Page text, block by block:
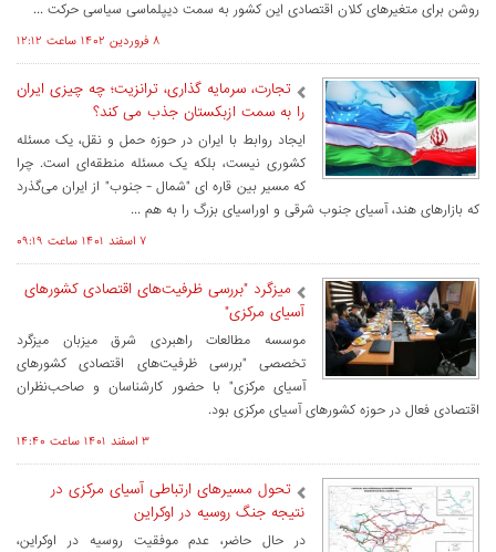
روشن برای متغیرهای کلان اقتصادی این کشور به سمت دیپلماسی سیاسی حرکت ...
۸ فروردين ۱۴۰۲ ساعت ۱۲:۱۲
تجارت، سرمایه گذاری، ترانزیت؛ چه چیزی ایران
را به سمت ازبکستان جذب می کند؟
ایجاد روابط با ایران در حوزه حمل و نقل، یک مسئله
کشوری نیست، بلکه یک مسئله منطقه‌ای است. چرا
که مسیر بین قاره ای "شمال - جنوب" از ایران می‌گذرد
که بازارهای هند، آسیای جنوب شرقی و اوراسیای بزرگ را به هم ...
۷ اسفند ۱۴۰۱ ساعت ۰۹:۱۹
میزگرد "بررسی ظرفیت‌های اقتصادی کشورهای
آسیای مرکزی"
موسسه مطالعات راهبردی شرق میزبان میزگرد
تخصصی "بررسی ظرفیت‌های اقتصادی کشورهای
آسیای مرکزی" با حضور کارشناسان و صاحب‌نظران
اقتصادی فعال در حوزه کشورهای آسیای مرکزی بود.
۳ اسفند ۱۴۰۱ ساعت ۱۴:۴۰
تحول مسیرهای ارتباطی آسیای مرکزی در
نتیجه جنگ روسیه در اوکراین
در حال حاضر، عدم موفقیت روسیه در اوکراین،